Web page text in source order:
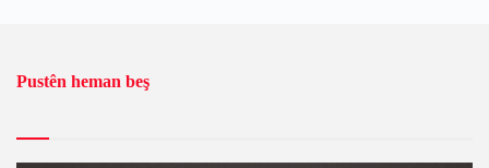
Pustên heman beş